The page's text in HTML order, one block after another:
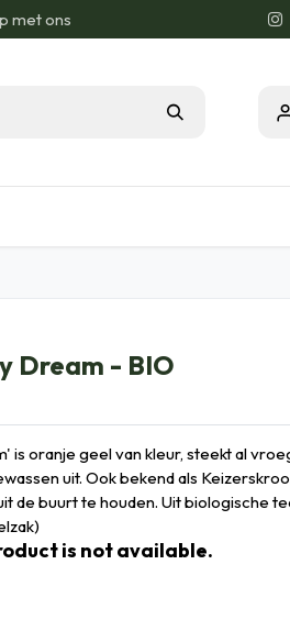
met ons
Dream - BIO
is oranje geel van kleur, steekt al
uit. Ook bekend als
de buurt te houden. Uit biologische
is not available.